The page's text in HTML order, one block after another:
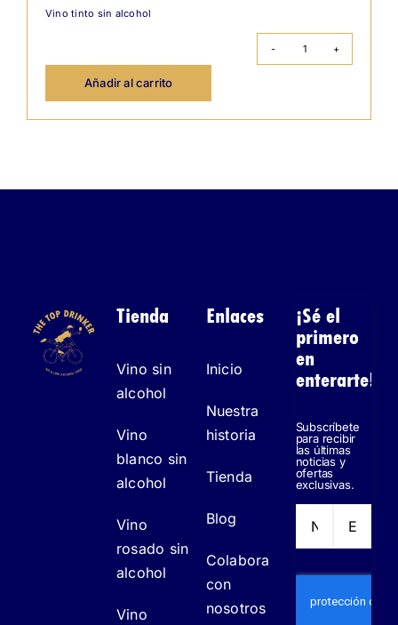
Vino tinto sin alcohol
Élivo
Cardio
Añadir al carrito
Tienda
Vino sin
alcohol
Vino
blanco sin
alcohol
Vino
rosado sin
alcohol
Vino
Enlaces
Inicio
Nuestra
historia
Tienda
Blog
Colabora
con
nosotros
¡Sé el
primero
en
enterarte!
Subscríbete
para recibir
las últimas
noticias y
ofertas
exclusivas.